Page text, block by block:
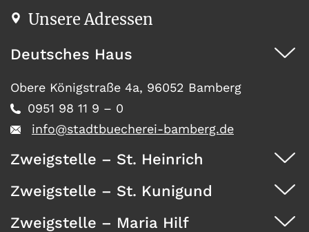
Unsere Adressen
Deutsches Haus
Obere Königstraße 4a, 96052 Bamberg
0951 98 11 9 – 0
info@stadtbuecherei-bamberg.de
Zweigstelle – St. Heinrich
Dürrwächterstr. 29, 96052 Bamberg
Zweigstelle – St. Kunigund
Seehofstraße 41, 96052 Bamberg
Zweigstelle – Maria Hilf